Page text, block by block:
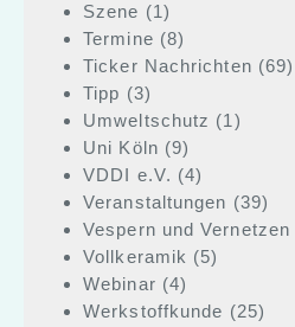
Szene (1)
Termine (8)
Ticker Nachrichten (69)
Tipp (3)
Umweltschutz (1)
Uni Köln (9)
VDDI e.V. (4)
Veranstaltungen (39)
Vespern und Vernetzen
Vollkeramik (5)
Webinar (4)
Werkstoffkunde (25)